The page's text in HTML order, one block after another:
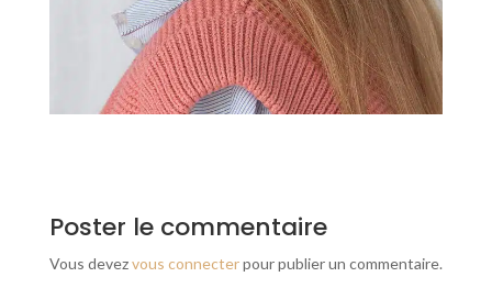
Poster le commentaire
Vous devezvous connecterpour publier un commentaire.